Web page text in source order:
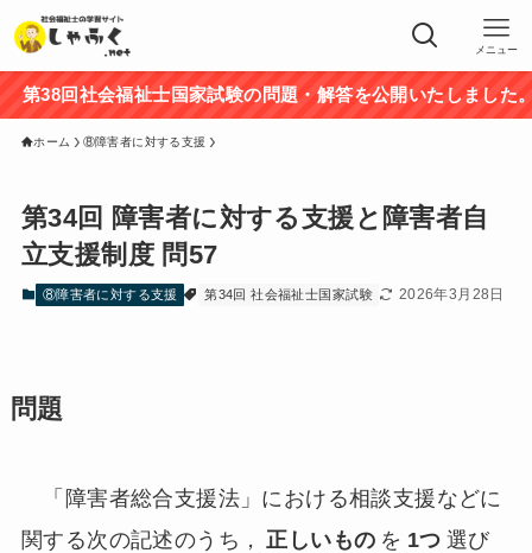
メニュー
回社会福祉士国家試験の問題・解答を公開いたしました。途
ホーム ⑧障害者に対する支援
第34回 障害者に対する支援と障害者自
立支援制度 問57
⑧障害者に対する支援 第34回 社会福祉士国家試験 2026年3月28日
問題
「障害者総合支援法」における相談支援などに
関する次の記述のうち，
正しいもの を 1つ 選び